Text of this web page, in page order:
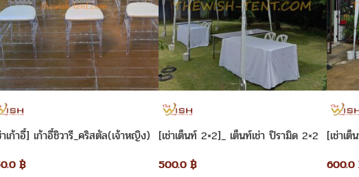
าเก้าอี้] เก้าอี้ชิวารี_คริสตัล(เจ้าหญิง)
฿
[เช่าเต็นท์ 2×2]_ เต็นท์เช่า ปิรามิด 2×2
500.0 ฿
[เช่าเ
600.0